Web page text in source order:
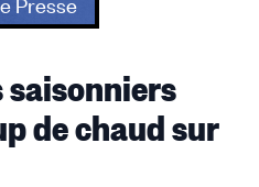
saisonniers
de chaud sur